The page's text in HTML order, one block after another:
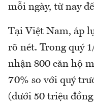
mỗi ngày, từ nay
Tại Việt Nam, áp
rõ nét. Trong quý
nhận 800 căn hộ
70% so với quý
(dưới 50 triệu